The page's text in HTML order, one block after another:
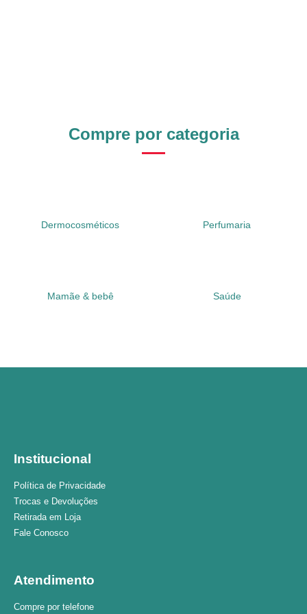
Compre por categoria
Dermocosméticos Perfumaria
Mamãe & bebê Saúde
Institucional
Política de Privacidade
Trocas e Devoluções
Retirada em Loja
Fale Conosco
Atendimento
Compre por telefone